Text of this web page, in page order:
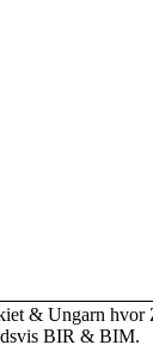
& Ungarn hvor
BIR & BIM.